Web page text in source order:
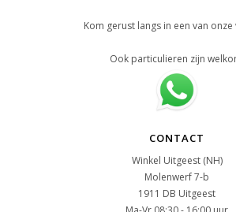
Kom gerust langs in een van onze
Ook particulieren zijn
CONTACT
Winkel Uitgeest (NH)
Molenwerf 7-b
1911 DB Uitgeest